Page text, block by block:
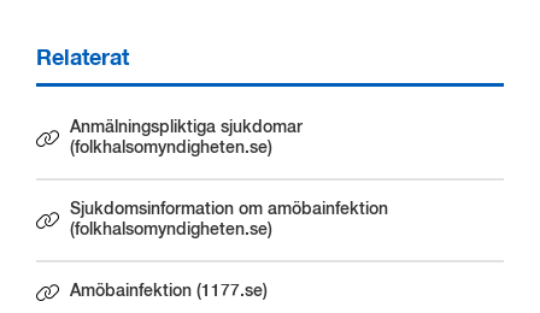
Relaterat
Anmälningspliktiga sjukdomar
(folkhalsomyndigheten.se)
Länk till annan webbplats.
Sjukdomsinformation om amöbainfektion
(folkhalsomyndigheten.se)
Länk till annan webbplats.
Amöbainfektion (1177.se)
Länk till annan webbplats.